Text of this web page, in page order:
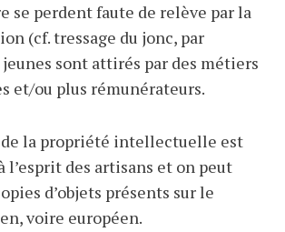
se perdent faute de relève par la
(cf. tressage du jonc, par
sont attirés par des métiers
et/ou plus rémunérateurs.
la propriété intellectuelle est
l’esprit des artisans et on peut
d’objets présents sur le
voire européen.